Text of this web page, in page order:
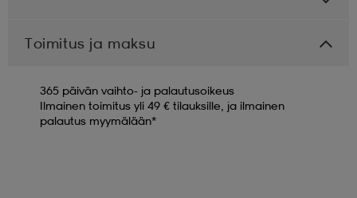
Toimitus ja maksu
365 päivän vaihto- ja palautusoikeus
Ilmainen toimitus yli 49 € tilauksille, ja ilmainen
palautus myymälään*